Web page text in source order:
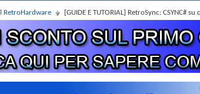
RetroHardware [GUIDE E TUTORIAL] RetroSync: CSYNC# su